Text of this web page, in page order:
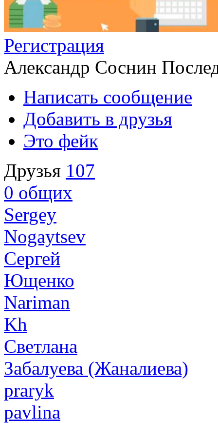
Регистрация
Александр Соснин
Написать сообщение
Добавить в друзья
Это фейк
Друзья 107
0 общих
Sergey
Nogaytsev
Сергей
Ющенко
Nariman
Kh
Светлана
Забалуева (Жаналиева)
praryk
pavlina